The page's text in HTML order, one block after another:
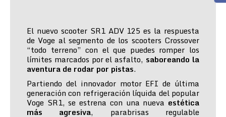
El nuevo scooter SR1 ADV 125 es la respuesta
de Voge al segmento de los scooters Crossover
“todo terreno” con el que puedes romper los
límites marcados por el asfalto, saboreando la
aventura de rodar por pistas.
Partiendo del innovador motor EFI de última
generación con refrigeración líquida del popular
Voge SR1, se estrena con una nueva estética
más agresiva, parabrisas regulable